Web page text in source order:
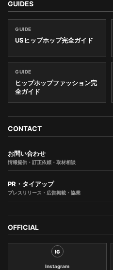
GUIDES
GUIDE
USヒップホップ完全ガイド
GUIDE
ヒップホップファッション完
全ガイド
CONTACT
お問い合わせ
情報提供・訂正依頼・取材相談
PR・タイアップ
プレスリリース・広告掲載・協業
OFFICIAL
IG
Instagram